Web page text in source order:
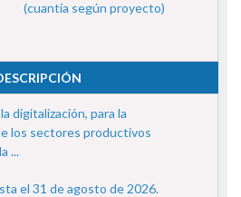
(cuantía según proyecto)
digitalización, para la
los sectores productivos
...
el 31 de agosto de 2026.